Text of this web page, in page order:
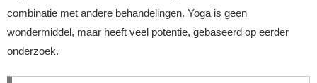
combinatie met andere behandelingen. Yoga is geen
wondermiddel, maar heeft veel potentie, gebaseerd op eerder
onderzoek.